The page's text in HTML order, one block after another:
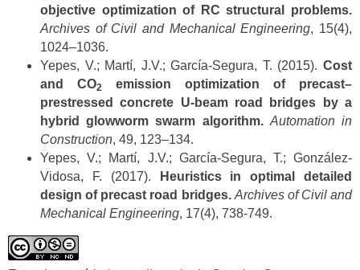
objective optimization of RC structural problems.
Archives of Civil and Mechanical Engineering, 15(4),
1024–1036.
Yepes, V.; Martí, J.V.; García-Segura, T. (2015). Cost
and CO2
emission optimization of precast–
prestressed concrete U-beam road bridges by a
hybrid glowworm swarm algorithm. Automation in
Construction, 49, 123–134.
Yepes, V.; Martí, J.V.; García-Segura, T.; González-
Vidosa, F. (2017).
Heuristics in optimal detailed
design of precast road bridges. Archives of Civil and
Mechanical Engineering, 17(4), 738-749.